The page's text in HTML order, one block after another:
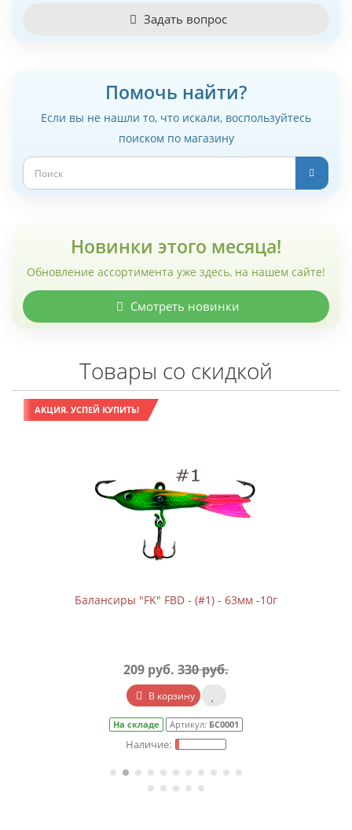
Задать вопрос
Помочь найти?
Если вы не нашли то, что искали, воспользуйтесь
поиском по магазину
Новинки этого месяца!
Обновление ассортимента уже здесь, на нашем сайте!
Смотреть новинки
Товары со скидкой
АКЦИЯ. УСПЕЙ КУПИТЬ!
Балансиры "FK" FBD - (#1) - 63мм -10г
209 руб. 330 руб.
В корзину
На складе Артикул: БС0001